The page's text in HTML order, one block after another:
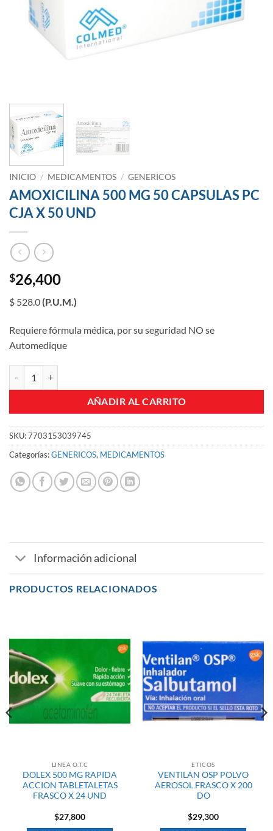
INICIO / MEDICAMENTOS / GENERICOS
AMOXICILINA 500 MG 50 CAPSULAS PC
CJA X 50 UND
$26,400
$ 528.0(P.U.M.)
Requiere fórmula médica, por su seguridad NO se
Automedique
AÑADIR AL CARRITO
SKU:7703153039745
Categorías:GENERICOS, MEDICAMENTOS
Información adicional
PRODUCTOS RELACIONADOS
LINEA O.T.C
DOLEX 500 MG RAPIDA
ACCION TABLETALETAS
FRASCO X 24 UND
$27,800
ETICOS
VENTILAN OSP POLVO
AEROSOL FRASCO X 200
DO
$29,300